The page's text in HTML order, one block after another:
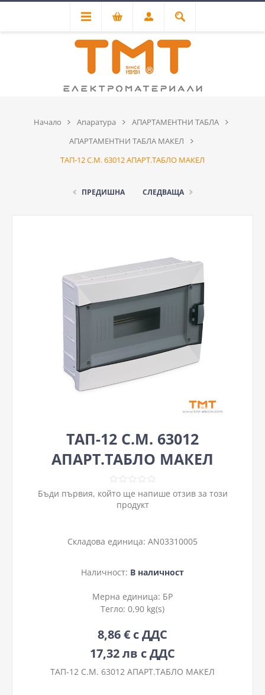
Начало Апаратура
АПАРТАМЕНТНИ ТАБЛА
АПАРТАМЕНТНИ ТАБЛА МАКЕЛ
ТАП-12 С.М. 63012 АПАРТ.ТАБЛО МАКЕЛ
ПРЕДИШНА СЛЕДВАЩА
ТАП-12 С.М. 63012
АПАРТ.ТАБЛО МАКЕЛ
Бъди първия, който ще напише отзив за този
продукт
Складова единица: AN03310005
Наличност: В наличност
Мерна единица: БР
Тегло: 0,90 kg(s)
8,86 € с ДДС
17,32 лв с ДДС
ТАП-12 С.М. 63012 АПАРТ.ТАБЛО МАКЕЛ